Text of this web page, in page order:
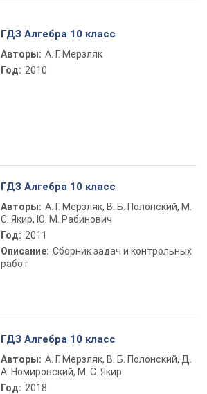
Play Video
ГДЗ Алгебра 10 класс
Авторы: А. Г. Мерзляк
Год: 2010
ГДЗ Алгебра 10 класс
Авторы: А. Г. Мерзляк, В. Б. Полонский, М.
С. Якир, Ю. М. Рабинович
Год: 2011
Описание: Сборник задач и контрольных
работ
ГДЗ Алгебра 10 класс
Авторы: А. Г. Мерзляк, В. Б. Полонский, Д.
А. Номировский, М. С. Якир
Год: 2018